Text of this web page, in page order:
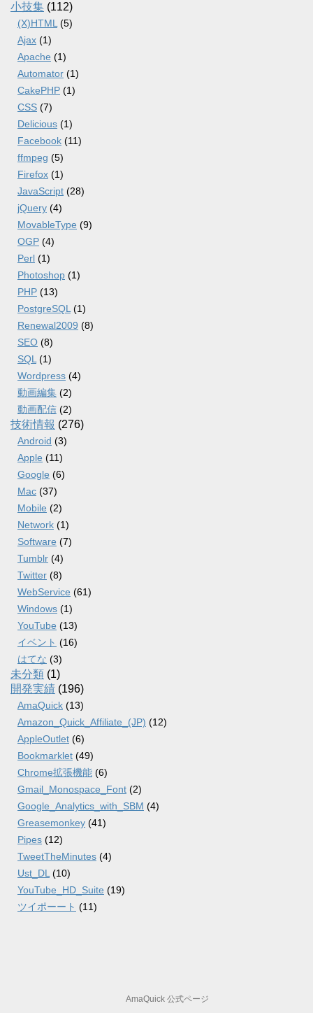
小技集 (112)
(X)HTML(5)
Ajax (1)
Apache (1)
Automator (1)
CakePHP (1)
CSS (7)
Delicious (1)
Facebook (11)
ffmpeg (5)
Firefox (1)
JavaScript (28)
jQuery (4)
MovableType (9)
OGP (4)
Perl (1)
Photoshop (1)
PHP (13)
PostgreSQL(1)
Renewal2009 (8)
SEO (8)
SQL(1)
Wordpress (4)
動画編集 (2)
動画配信 (2)
技術情報 (276)
Android (3)
Apple (11)
Google (6)
Mac (37)
Mobile (2)
Network (1)
Software (7)
Tumblr (4)
Twitter (8)
WebService (61)
Windows (1)
YouTube (13)
イベント (16)
はてな (3)
未分類 (1)
開発実績 (196)
AmaQuick (13)
Amazon_Quick_Affiliate_(JP) (12)
AppleOutlet (6)
Bookmarklet (49)
Chrome拡張機能 (6)
Gmail_Monospace_Font (2)
Google_Analytics_with_SBM (4)
Greasemonkey (41)
Pipes (12)
TweetTheMinutes (4)
Ust_DL(10)
YouTube_HD_Suite (19)
ツイポーート (11)
AmaQuick 公式ページ